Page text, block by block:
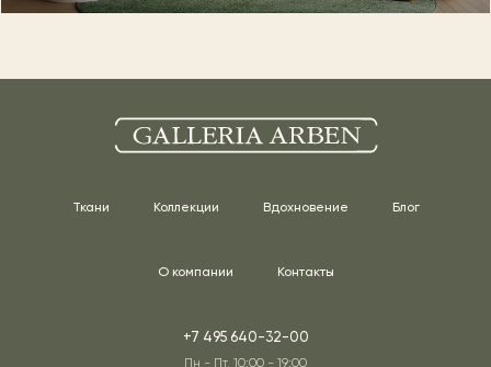
Ткани Коллекции Вдохновение Блог
О компании Контакты
+7 495 640-32-00
Пн - Пт, 10:00 - 19:00